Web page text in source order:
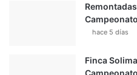
hace 5 días
Finca